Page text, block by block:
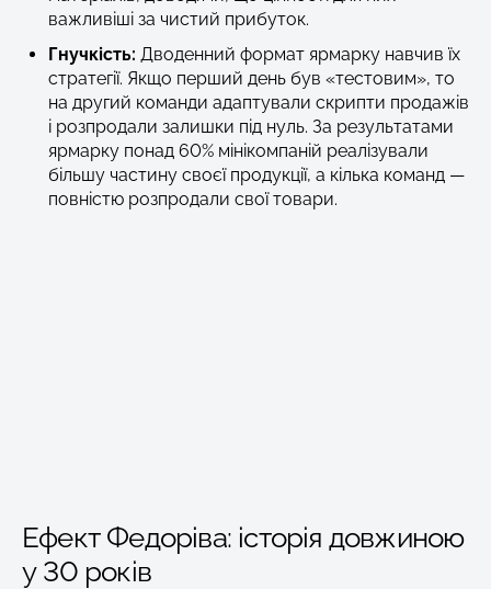
важливіші за чистий прибуток.
Гнучкість: Дводенний формат ярмарку навчив їх
стратегії. Якщо перший день був «тестовим», то
на другий команди адаптували скрипти продажів
і розпродали залишки під нуль. За результатами
ярмарку понад 60% мінікомпаній реалізували
більшу частину своєї продукції, а кілька команд —
повністю розпродали свої товари.
Ефект Федоріва: історія довжиною
у 30 років